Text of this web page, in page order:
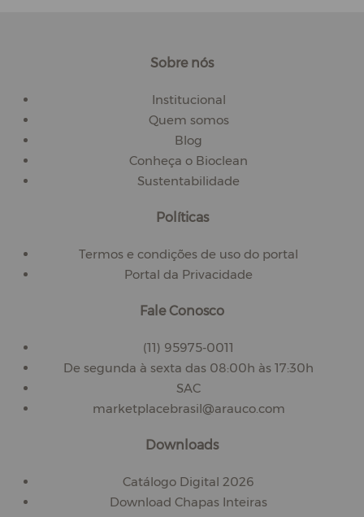
Sobre nós
Institucional
Quem somos
Blog
Conheça o Bioclean
Sustentabilidade
Políticas
Termos e condições de uso do portal
Portal da Privacidade
Fale Conosco
(11) 95975-0011
De segunda à sexta das 08:00h às 17:30h
SAC
marketplacebrasil@arauco.com
Downloads
Catálogo Digital 2026
Download Chapas Inteiras